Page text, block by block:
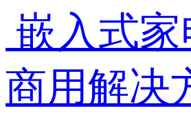
嵌入式家
商用解决